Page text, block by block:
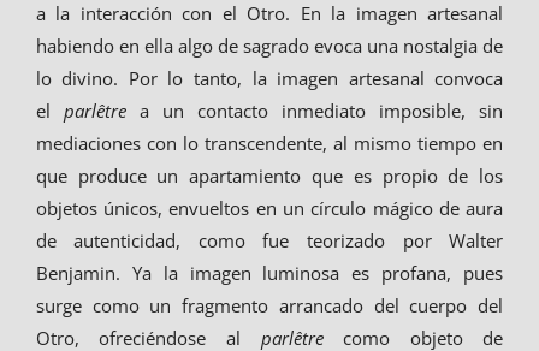
a la interacción con el Otro. En la imagen artesanal
habiendo en ella algo de sagrado evoca una nostalgia de
lo divino. Por lo tanto, la imagen artesanal convoca
el parlêtre a un contacto inmediato imposible, sin
mediaciones con lo transcendente, al mismo tiempo en
que produce un apartamiento que es propio de los
objetos únicos, envueltos en un círculo mágico de aura
de autenticidad, como fue teorizado por Walter
Benjamin. Ya la imagen luminosa es profana, pues
surge como un fragmento arrancado del cuerpo del
Otro, ofreciéndose al parlêtrecomo objeto de